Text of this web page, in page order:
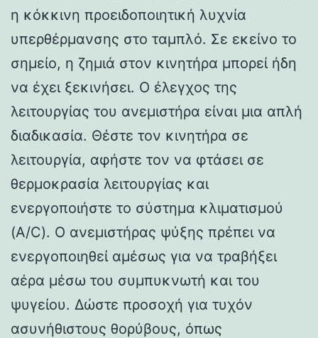
η κόκκινη προειδοποιητική λυχνία
υπερθέρμανσης στο ταμπλό. Σε εκείνο το
σημείο, η ζημιά στον κινητήρα μπορεί ήδη
να έχει ξεκινήσει. Ο έλεγχος της
λειτουργίας του ανεμιστήρα είναι μια απλή
διαδικασία. Θέστε τον κινητήρα σε
λειτουργία, αφήστε τον να φτάσει σε
θερμοκρασία λειτουργίας και
ενεργοποιήστε το σύστημα κλιματισμού
(A/C). Ο ανεμιστήρας ψύξης πρέπει να
ενεργοποιηθεί αμέσως για να τραβήξει
αέρα μέσω του συμπυκνωτή και του
ψυγείου. Δώστε προσοχή για τυχόν
ασυνήθιστους θορύβους, όπως